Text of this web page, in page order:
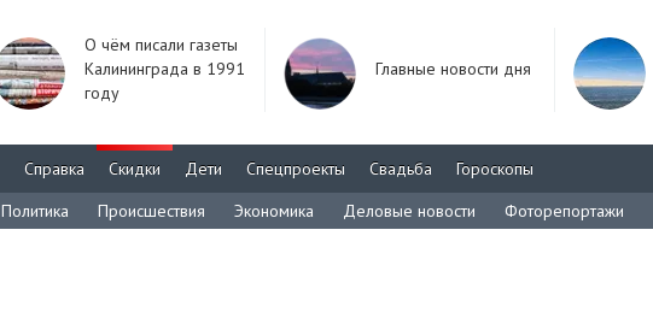
О чём писали газеты
Калининграда в 1991
году
Главные новости дня
Справка Скидки Дети Спецпроекты Свадьба
Гороскопы
Политика Происшествия Экономика Деловые новости Фоторепортажи